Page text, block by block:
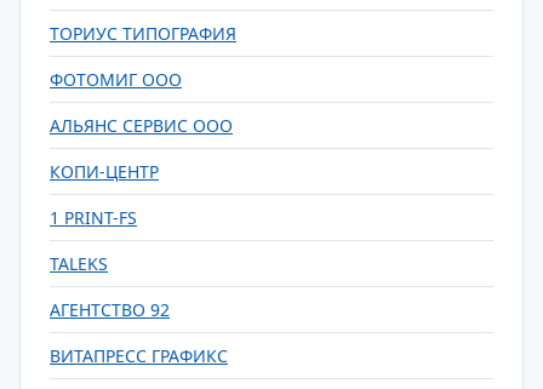
ТОРИУС ТИПОГРАФИЯ
ФОТОМИГ ООО
АЛЬЯНС СЕРВИС ООО
КОПИ-ЦЕНТР
1 PRINT-FS
TALEKS
АГЕНТСТВО 92
ВИТАПРЕСС ГРАФИКС